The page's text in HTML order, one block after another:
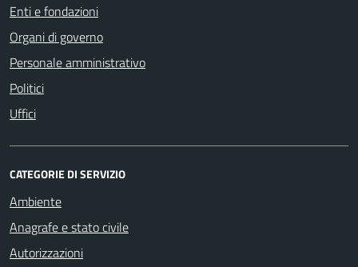
Enti e fondazioni
Organi di governo
Personale amministrativo
Politici
Uffici
CATEGORIE DI SERVIZIO
Ambiente
Anagrafe e stato civile
Autorizzazioni